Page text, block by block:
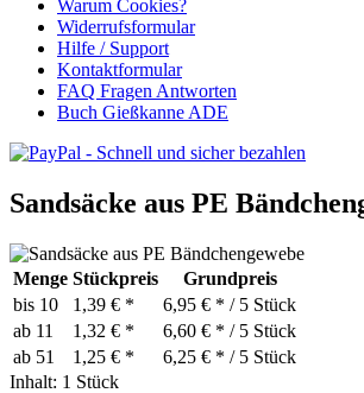
Warum Cookies?
Widerrufsformular
Hilfe / Support
Kontaktformular
FAQ Fragen Antworten
Buch Gießkanne ADE
Sandsäcke aus PE
Menge Stückpreis
Grundpreis
bis 10 1,39 € *
6,95 € * / 5 Stück
ab 11 1,32 € *
6,60 € * / 5 Stück
ab 51 1,25 € *
6,25 € * / 5 Stück
Inhalt: 1 Stück